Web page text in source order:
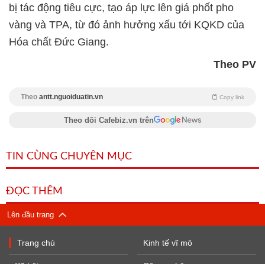
bị tác động tiêu cực, tạo áp lực lên giá phốt pho
vàng và TPA, từ đó ảnh hưởng xấu tới KQKD của
Hóa chất Đức Giang.
Theo PV
Theo antt.nguoiduatin.vn Copy link
Theo dõi Cafebiz.vn trên
TIN CÙNG CHUYÊN MỤC
ĐỌC THÊM
Lên đầu trang
Trang chủ Kinh tế vĩ mô